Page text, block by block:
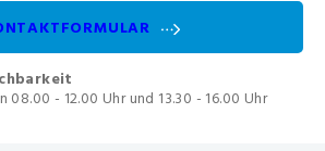
- 12.00 Uhr und 13.30 - 16.00 Uhr